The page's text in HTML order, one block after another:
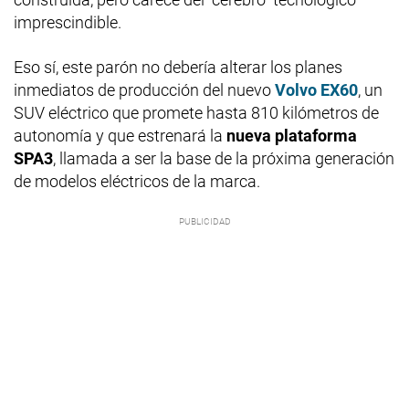
imprescindible.
Eso sí, este parón no debería alterar los planes
inmediatos de producción del nuevoVolvo EX60, un
SUV eléctrico que promete hasta 810 kilómetros de
autonomía y que estrenará la nueva plataforma
SPA3, llamada a ser la base de la próxima generación
de modelos eléctricos de la marca.